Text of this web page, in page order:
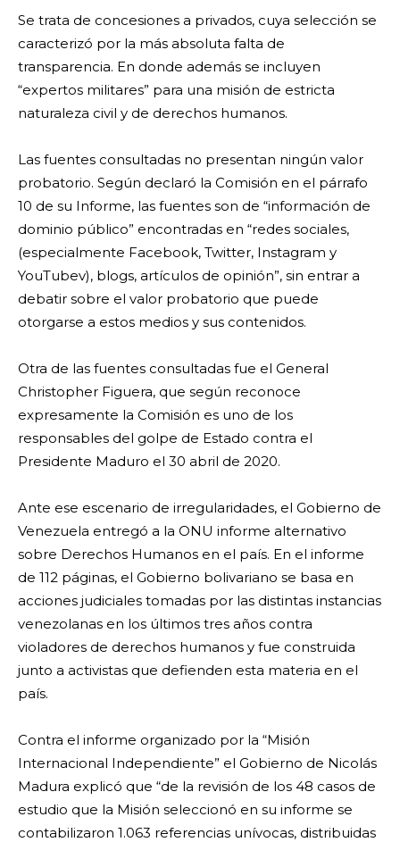
Se trata de concesiones a privados, cuya selección se
caracterizó por la más absoluta falta de
transparencia. En donde además se incluyen
“expertos militares” para una misión de estricta
naturaleza civil y de derechos humanos.
Las fuentes consultadas no presentan ningún valor
probatorio. Según declaró la Comisión en el párrafo
10 de su Informe, las fuentes son de “información de
dominio público” encontradas en “redes sociales,
(especialmente Facebook, Twitter, Instagram y
YouTubev), blogs, artículos de opinión”, sin entrar a
debatir sobre el valor probatorio que puede
otorgarse a estos medios y sus contenidos.
Otra de las fuentes consultadas fue el General
Christopher Figuera, que según reconoce
expresamente la Comisión es uno de los
responsables del golpe de Estado contra el
Presidente Maduro el 30 abril de 2020.
Ante ese escenario de irregularidades, el Gobierno de
Venezuela entregó a la ONU informe alternativo
sobre Derechos Humanos en el país. En el informe
de 112 páginas, el Gobierno bolivariano se basa en
acciones judiciales tomadas por las distintas instancias
venezolanas en los últimos tres años contra
violadores de derechos humanos y fue construida
junto a activistas que defienden esta materia en el
país.
Contra el informe organizado por la “Misión
Internacional Independiente” el Gobierno de Nicolás
Madura explicó que “de la revisión de los 48 casos de
estudio que la Misión seleccionó en su informe se
contabilizaron 1.063 referencias unívocas, distribuidas